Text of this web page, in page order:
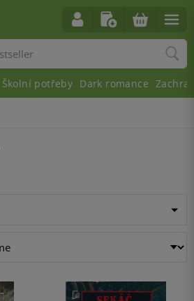
Školní potřeby Dark romance